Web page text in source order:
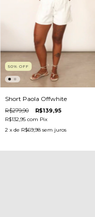
50% OFF
Short Paola Offwhite
R$279,90 R$139,95
R$132,95 com Pix
2 x de R$69,98 sem juros